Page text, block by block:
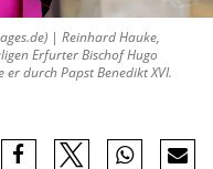
| Reinhard Hauke,
Erfurter Bischof Hugo
durch Papst Benedikt XVI.